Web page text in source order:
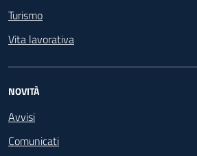
Turismo
Vita lavorativa
NOVITÀ
Avvisi
Comunicati